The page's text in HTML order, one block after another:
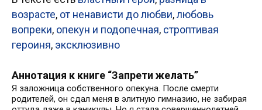
возрасте, от ненависти до любви,любовь
вопреки, опекун и подопечная, строптивая
героиня, эксклюзивно
Аннотация к книге “Запрети желать”
Я заложница собственного опекуна. После смерти
родителей, он сдал меня в элитную гимназию, не забирая